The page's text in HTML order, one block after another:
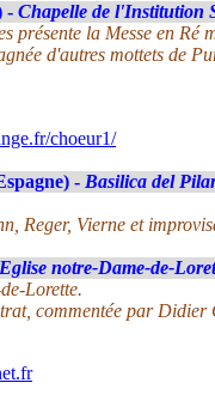
- Chapelle de l'Institution
présente la Messe en Ré
d'autres mottets de
choeur1/
- Basilica del
Reger, Vierne et
Eglise notre-Dame-de-
Lorette.
commentée par Didier